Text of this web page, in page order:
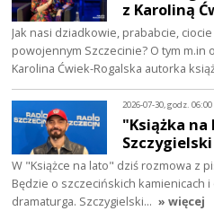
z Karoliną
Jak nasi dziadkowie, prababcie,
powojennym Szczecinie? O tym
Karolina Ćwiek-Rogalska autorka
2026-07-30, godz. 06:00
"Książka
Szczygielski
W "Książce na lato" dziś rozmowa z
Będzie o szczecińskich kamienicach i
dramaturga. Szczygielski… » więcej